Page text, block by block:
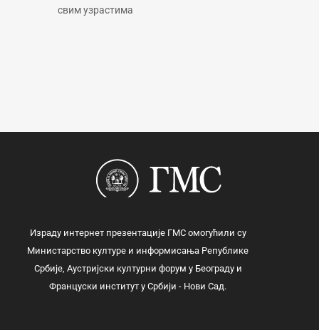
свим узрастима
Израду интернет презентације ГМС омогућили су
Министарство културе и информисања Републике
Србије, Аустријски културни форум у Београду и
Француски институт у Србији - Нови Сад.